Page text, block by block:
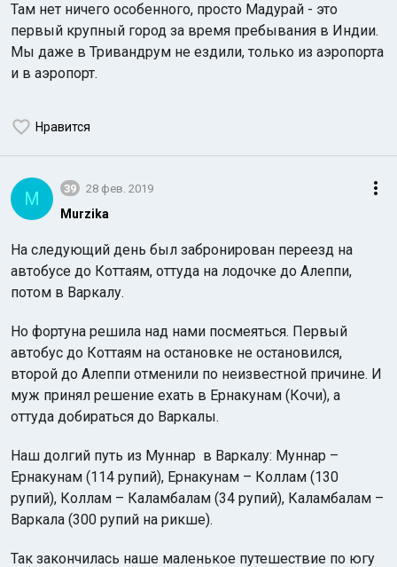
Там нет ничего особенного, просто Мадурай - это
первый крупный город за время пребывания в Индии.
Мы даже в Тривандрум не ездили, только из аэропорта
и в аэропорт.
Нравится
M 39 28 фев. 2019
Murzika
На следующий день был забронирован переезд на
автобусе до Коттаям, оттуда на лодочке до Алеппи,
потом в Варкалу.
Но фортуна решила над нами посмеяться. Первый
автобус до Коттаям на остановке не остановился,
второй до Алеппи отменили по неизвестной причине. И
муж принял решение ехать в Ернакунам (Кочи), а
оттуда добираться до Варкалы.
Наш долгий путь из Муннар в Варкалу: Муннар –
Ернакунам (114 рупий), Ернакунам – Коллам (130
рупий), Коллам – Каламбалам (34 рупий), Каламбалам –
Варкала (300 рупий на рикше).
Так закончилась наше маленькое путешествие по югу